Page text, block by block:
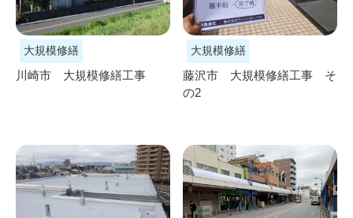
大規模修繕
川崎市 大規模修繕工事
大規模修繕
藤沢市 大規模修繕工事 そ
の2